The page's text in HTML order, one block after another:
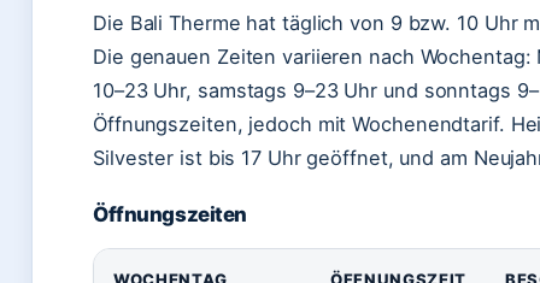
Die Bali Therme hat täglich von 9 bzw. 10 Uhr
Die genauen Zeiten variieren nach
10–23 Uhr, samstags 9–23 Uhr und sonntags
Öffnungszeiten, jedoch mit Wochenendtarif.
Silvester ist bis 17 Uhr geöffnet, und am
Öffnungszeiten